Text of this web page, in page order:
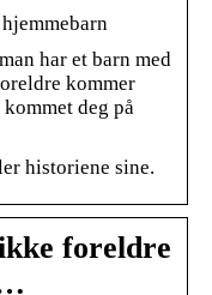
har et barn med
kommer
deg på
historiene sine.
foreldre